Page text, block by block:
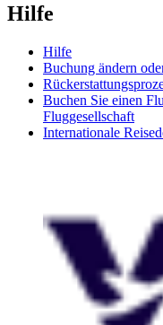
Hilfe
Hilfe
Buchung ändern
Buchen Sie einen
Fluggesellschaft
Internationale